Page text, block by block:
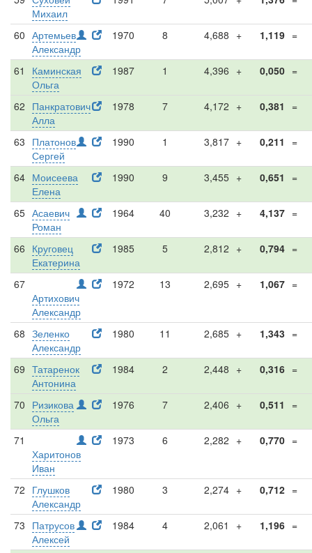
Михаил
60 Артемьев
Александр
1970 8 4,688 + 1,119 =
61
Каминская
Ольга
1987 1 4,396 + 0,050 =
62 Панкратович
Алла
1978 7 4,172 + 0,381 =
63 Платонов
Сергей
1990 1 3,817 + 0,211 =
64 Моисеева
Елена
1990 9 3,455 + 0,651 =
65 Асаевич
Роман
1964 40 3,232 + 4,137 =
66 Круговец
Екатерина
1985 5 2,812 + 0,794 =
67
Артихович
Александр
1972 13 2,695 + 1,067 =
68 Зеленко
Александр
1980 11 2,685 + 1,343 =
69 Татаренок
Антонина
1984 2 2,448 + 0,316 =
70 Ризикова
Ольга
1976 7 2,406 + 0,511 =
71
Харитонов
Иван
1973 6 2,282 + 0,770 =
72 Глушков
Александр
1980 3 2,274 + 0,712 =
73 Патрусов
Алексей
1984 4 2,061 + 1,196 =